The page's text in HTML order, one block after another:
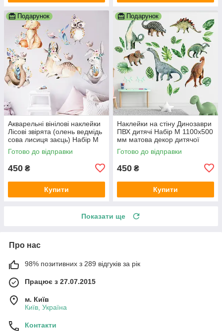
Подарунок
Акварельні вінілові наклейки
Лісові звірята (олень ведмідь
сова лисиця заєць) Набір М
1100х500 мм матова
Готово до відправки
450 ₴
Купити
Подарунок
Наклейки на стіну Динозаври
ПВХ дитячі Набір M 1100х500
мм матова декор дитячої
Happy Pocket
Готово до відправки
450 ₴
Купити
Показати ще
Про нас
98% позитивних з 289 відгуків за рік
Працює з 27.07.2015
м. Київ
Київ, Україна
Контакти